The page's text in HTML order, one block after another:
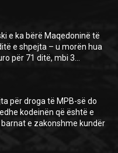
e ka bërë Maqedoninë të
e shpejta – u morën hua
për 71 ditë, mbi 3...
për droga të MPB-së do
kodeinën që është e
e zakonshme kundër